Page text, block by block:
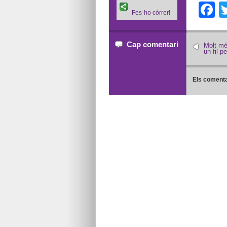
Fes-ho córrer!
Cap comentari
Molt
un fil
Els